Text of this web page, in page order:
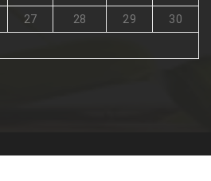
27 28 29 30